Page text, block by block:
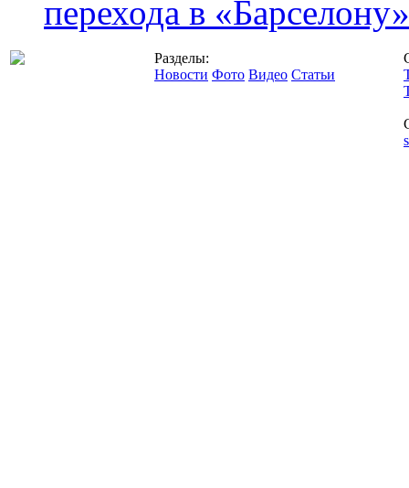
перехода в «Барселону»
Разделы:
Новости Фото Видео Статьи